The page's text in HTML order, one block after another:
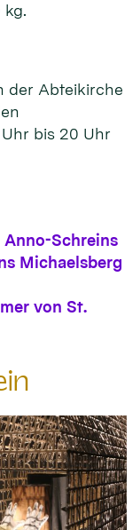
kg.
der Abteikirche
bis 20 Uhr
Schreins
Michaelsberg
von St.